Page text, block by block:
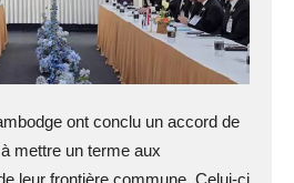
ont conclu un accord de
mettre un terme aux
leur frontière commune. Celui-ci